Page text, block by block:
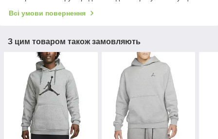
Всі умови повернення
З цим товаром також замовляють